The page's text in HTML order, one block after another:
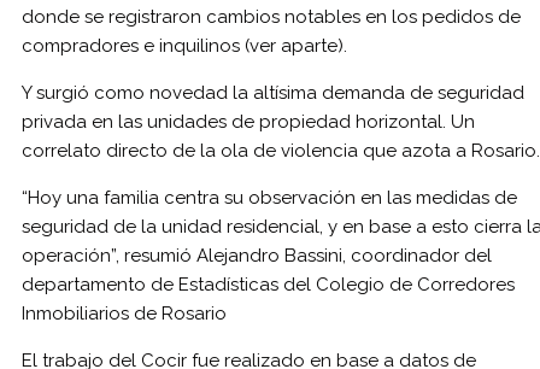
donde se registraron cambios notables en los pedidos de
compradores e inquilinos (ver aparte).
Y surgió como novedad la altísima demanda de seguridad
privada en las unidades de propiedad horizontal. Un
correlato directo de la ola de violencia que azota a Rosario.
“Hoy una familia centra su observación en las medidas de
seguridad de la unidad residencial, y en base a esto cierra
operación”, resumió Alejandro Bassini, coordinador del
departamento de Estadísticas del Colegio de Corredores
Inmobiliarios de Rosario
El trabajo del Cocir fue realizado en base a datos de